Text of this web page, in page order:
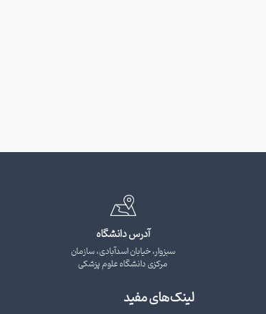
آدرس دانشگاه
سبزوار، خیابان اسدآبادی، سازمان
مرکزی دانشگاه علوم پزشکی
لینک‌های مفید